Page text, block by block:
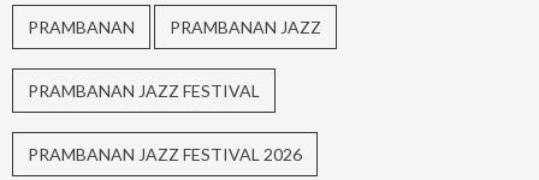
PRAMBANAN PRAMBANAN JAZZ
PRAMBANAN JAZZ FESTIVAL
PRAMBANAN JAZZ FESTIVAL 2026